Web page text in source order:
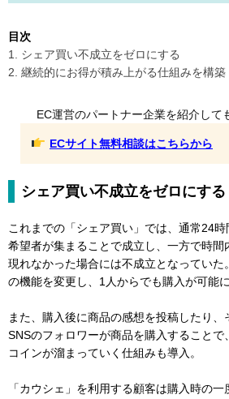
目次
1. シェア買い不成立をゼロにする
2. 継続的にお得が積み上がる仕組みを構築
EC運営のパートナー企業を紹介して
ECサイト無料相談はこちらから
シェア買い不成立をゼロにする
これまでの「シェア買い」では、通常24
希望者が集まることで成立し、一方で時
現れなかった場合には不成立となっていた
の機能を変更し、1人からでも購入が可能に
また、購入後に商品の感想を投稿したり
SNSのフォロワーが商品を購入することで
コインが溜まっていく仕組みも導入。
「カウシェ」を利用する顧客は購入時の